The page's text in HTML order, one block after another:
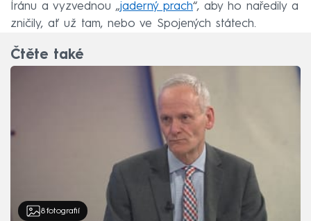
Íránu a vyzvednou „jaderný prach“, aby ho naředily a
zničily, ať už tam, nebo ve Spojených státech.
Čtěte také
8 fotografií